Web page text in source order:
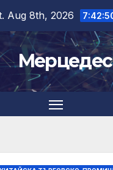
Aug 8th, 2026
Мерцедес